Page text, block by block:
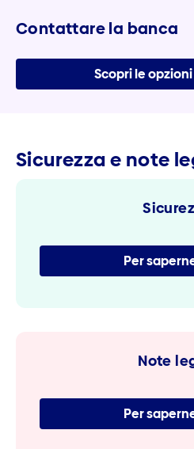
Contattare la banca
Scopri le
Sicurezza e note
Per
Note
Per